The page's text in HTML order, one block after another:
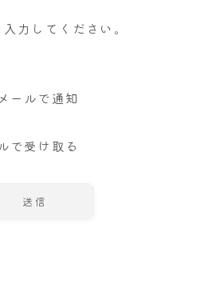
力してください。
ールで通知
で受け取る